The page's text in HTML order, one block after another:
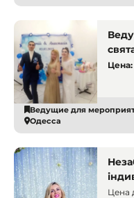
Цена:
Ведущие для
Одесса
Цена